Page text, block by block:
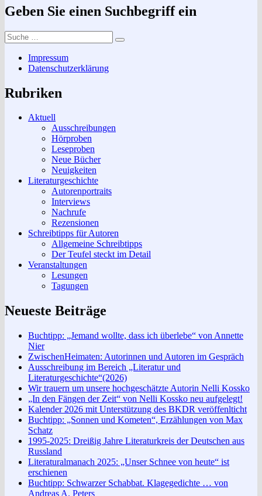
Geben Sie einen Suchbegriff ein
Suche
nach:
Suchen
Impressum
Datenschutzerklärung
Rubriken
Aktuell
Ausschreibungen
Hörproben
Leseproben
Neue Bücher
Neuigkeiten
Literaturgeschichte
Autorenportraits
Interviews
Nachrufe
Rezensionen
Schreibtipps für Autoren
Allgemeine Schreibtipps
Der Teufel steckt im Detail
Veranstaltungen
Lesungen
Tagungen
Neueste Beiträge
Buchtipp: „Jemand wollte, dass ich überlebe“ von Annette
Nier
ZwischenHeimaten: Autorinnen und Autoren im Gespräch
Ausschreibung im Bereich „Literatur und
Literaturgeschichte“(2026)
Wir trauern um unsere hochgeschätzte Autorin Nelli Kossko
„In den Fängen der Zeit“ von Nelli Kossko neu aufgelegt!
Kalender 2026 mit Unterstützung des BKDR veröffenlticht
Buchtipp: „Sonnen und Kometen“, Erzählungen von Max
Schatz
1995-2025: Dreißig Jahre Literaturkreis der Deutschen aus
Russland
Literaturalmanach 2025: „Unser Schnee von heute“ ist
erschienen
Buchtipp: Schwarzer Schabbat. Klagegedichte … von
Andreas A. Peters